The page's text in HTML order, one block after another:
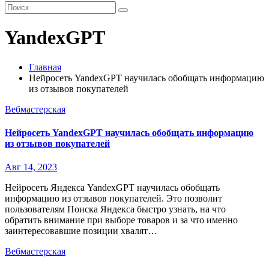
YandexGPT
Главная
Нейросеть YandexGPT научилась обобщать информацию
из отзывов покупателей
Вебмастерская
Нейросеть YandexGPT научилась обобщать информацию
из отзывов покупателей
Авг 14, 2023
Нейросеть Яндекса YandexGPT научилась обобщать
информацию из отзывов покупателей. Это позволит
пользователям Поиска Яндекса быстро узнать, на что
обратить внимание при выборе товаров и за что именно
заинтересовавшие позиции хвалят…
Вебмастерская